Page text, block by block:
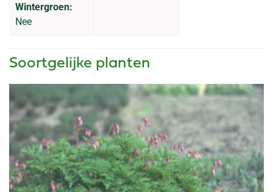
Wintergroen:
Nee
Soortgelijke planten